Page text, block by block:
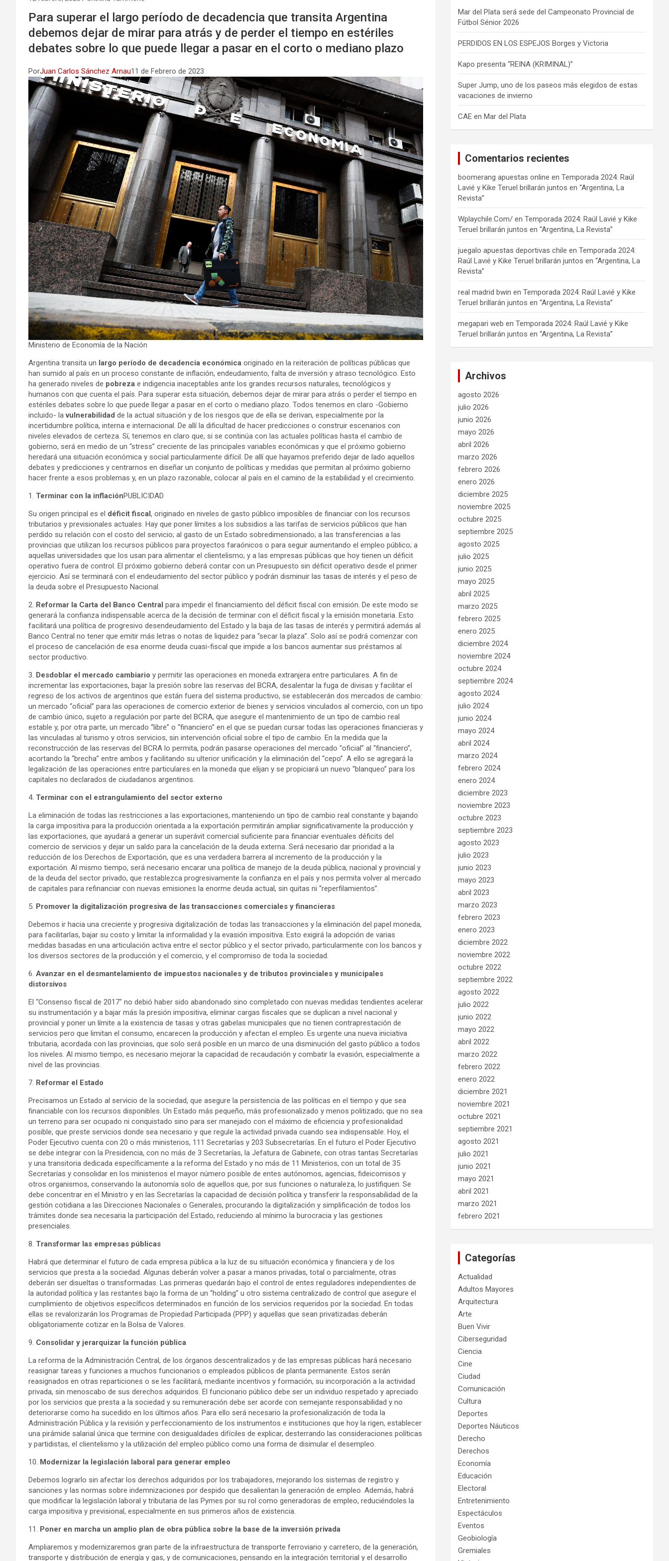
Para superar el largo período de decadencia que transita Argentina
debemos dejar de mirar para atrás y de perder el tiempo en estériles
debates sobre lo que puede llegar a pasar en el corto o mediano plazo
PorJuan Carlos Sánchez Arnau11 de Febrero de 2023
Ministerio de Economía de la Nación
Argentina transita un largo período de decadencia económica originado en la reiteración de políticas públicas que
han sumido al país en un proceso constante de inflación, endeudamiento, falta de inversión y atraso tecnológico. Esto
ha generado niveles de pobreza e indigencia inaceptables ante los grandes recursos naturales, tecnológicos y
humanos con que cuenta el país. Para superar esta situación, debemos dejar de mirar para atrás o perder el tiempo en
estériles debates sobre lo que puede llegar a pasar en el corto o mediano plazo. Todos tenemos en claro -Gobierno
incluido- lavulnerabilidad de la actual situación y de los riesgos que de ella se derivan, especialmente por la
incertidumbre política, interna e internacional. De allí la dificultad de hacer predicciones o construir escenarios con
niveles elevados de certeza. Sí, tenemos en claro que, si se continúa con las actuales políticas hasta el cambio de
gobierno, será en medio de un “stress” creciente de las principales variables económicas y que el próximo gobierno
heredará una situación económica y social particularmente difícil. De allí que hayamos preferido dejar de lado aquellos
debates y predicciones y centrarnos en diseñar un conjunto de políticas y medidas que permitan al próximo gobierno
hacer frente a esos problemas y, en un plazo razonable, colocar al país en el camino de la estabilidad y el crecimiento.
1. Terminar con la inflaciónPUBLICIDAD
Su origen principal es el déficit fiscal, originado en niveles de gasto público imposibles de financiar con los recursos
tributarios y previsionales actuales. Hay que poner límites a los subsidios a las tarifas de servicios públicos que han
perdido su relación con el costo del servicio; al gasto de un Estado sobredimensionado; a las transferencias a las
provincias que utilizan los recursos públicos para proyectos faraónicos o para seguir aumentando el empleo público; a
aquellas universidades que los usan para alimentar el clientelismo; y a las empresas públicas que hoy tienen un déficit
operativo fuera de control. El próximo gobierno deberá contar con un Presupuesto sin déficit operativo desde el primer
ejercicio. Así se terminará con el endeudamiento del sector público y podrán disminuir las tasas de interés y el peso de
la deuda sobre el Presupuesto Nacional.
2. Reformar la Carta del Banco Central para impedir el financiamiento del déficit fiscal con emisión. De este modo se
generará la confianza indispensable acerca de la decisión de terminar con el déficit fiscal y la emisión monetaria. Esto
facilitará una política de progresivo desendeudamiento del Estado y la baja de las tasas de interés y permitirá además al
Banco Central no tener que emitir más letras o notas de liquidez para “secar la plaza”. Solo así se podrá comenzar con
el proceso de cancelación de esa enorme deuda cuasi-fiscal que impide a los bancos aumentar sus préstamos al
sector productivo.
3. Desdoblar el mercado cambiario y permitir las operaciones en moneda extranjera entre particulares. A fin de
incrementar las exportaciones, bajar la presión sobre las reservas del BCRA, desalentar la fuga de divisas y facilitar el
regreso de los activos de argentinos que están fuera del sistema productivo, se establecerán dos mercados de cambio:
un mercado “oficial” para las operaciones de comercio exterior de bienes y servicios vinculados al comercio, con un tipo
de cambio único, sujeto a regulación por parte del BCRA, que asegure el mantenimiento de un tipo de cambio real
estable y, por otra parte, un mercado “libre” o “financiero” en el que se puedan cursar todas las operaciones financieras y
las vinculadas al turismo y otros servicios, sin intervención oficial sobre el tipo de cambio. En la medida que la
reconstrucción de las reservas del BCRA lo permita, podrán pasarse operaciones del mercado “oficial” al “financiero”,
acortando la “brecha” entre ambos y facilitando su ulterior unificación y la eliminación del “cepo”. A ello se agregará la
legalización de las operaciones entre particulares en la moneda que elijan y se propiciará un nuevo “blanqueo” para los
capitales no declarados de ciudadanos argentinos.
4. Terminar con el estrangulamiento del sector externo
La eliminación de todas las restricciones a las exportaciones, manteniendo un tipo de cambio real constante y bajando
la carga impositiva para la producción orientada a la exportación permitirán ampliar significativamente la producción y
las exportaciones, que ayudará a generar un superávit comercial suficiente para financiar eventuales déficits del
comercio de servicios y dejar un saldo para la cancelación de la deuda externa. Será necesario dar prioridad a la
reducción de los Derechos de Exportación, que es una verdadera barrera al incremento de la producción y la
exportación. Al mismo tiempo, será necesario encarar una política de manejo de la deuda pública, nacional y provincial y
de la deuda del sector privado, que restablezca progresivamente la confianza en el país y nos permita volver al mercado
de capitales para refinanciar con nuevas emisiones la enorme deuda actual, sin quitas ni “reperfilamientos”.
5. Promover la digitalización progresiva de las transacciones comerciales y financieras
Debemos ir hacia una creciente y progresiva digitalización de todas las transacciones y la eliminación del papel moneda,
para facilitarlas, bajar su costo y limitar la informalidad y la evasión impositiva. Esto exigirá la adopción de varias
medidas basadas en una articulación activa entre el sector público y el sector privado, particularmente con los bancos y
los diversos sectores de la producción y el comercio, y el compromiso de toda la sociedad.
6. Avanzar en el desmantelamiento de impuestos nacionales y de tributos provinciales y municipales
distorsivos
El “Consenso fiscal de 2017″ no debió haber sido abandonado sino completado con nuevas medidas tendientes acelerar
su instrumentación y a bajar más la presión impositiva, eliminar cargas fiscales que se duplican a nivel nacional y
provincial y poner un límite a la existencia de tasas y otras gabelas municipales que no tienen contraprestación de
servicios pero que limitan el consumo, encarecen la producción y afectan el empleo. Es urgente una nueva iniciativa
tributaria, acordada con las provincias, que solo será posible en un marco de una disminución del gasto público a todos
los niveles. Al mismo tiempo, es necesario mejorar la capacidad de recaudación y combatir la evasión, especialmente a
nivel de las provincias.
7. Reformar el Estado
Precisamos un Estado al servicio de la sociedad, que asegure la persistencia de las políticas en el tiempo y que sea
financiable con los recursos disponibles. Un Estado más pequeño, más profesionalizado y menos politizado; que no sea
un terreno para ser ocupado ni conquistado sino para ser manejado con el máximo de eficiencia y profesionalidad
posible, que preste servicios donde sea necesario y que regule la actividad privada cuando sea indispensable. Hoy, el
Poder Ejecutivo cuenta con 20 o más ministerios, 111 Secretarías y 203 Subsecretarías. En el futuro el Poder Ejecutivo
se debe integrar con la Presidencia, con no más de 3 Secretarías, la Jefatura de Gabinete, con otras tantas Secretarías
y una transitoria dedicada específicamente a la reforma del Estado y no más de 11 Ministerios, con un total de 35
Secretarías y consolidar en los ministerios el mayor número posible de entes autónomos, agencias, fideicomisos y
otros organismos, conservando la autonomía solo de aquellos que, por sus funciones o naturaleza, lo justifiquen. Se
debe concentrar en el Ministro y en las Secretarías la capacidad de decisión política y transferir la responsabilidad de la
gestión cotidiana a las Direcciones Nacionales o Generales, procurando la digitalización y simplificación de todos los
trámites donde sea necesaria la participación del Estado, reduciendo al mínimo la burocracia y las gestiones
presenciales.
8. Transformar las empresas públicas
Habrá que determinar el futuro de cada empresa pública a la luz de su situación económica y financiera y de los
servicios que presta a la sociedad. Algunas deberán volver a pasar a manos privadas, total o parcialmente, otras
deberán ser disueltas o transformadas. Las primeras quedarán bajo el control de entes reguladores independientes de
la autoridad política y las restantes bajo la forma de un “holding” u otro sistema centralizado de control que asegure el
cumplimiento de objetivos específicos determinados en función de los servicios requeridos por la sociedad. En todas
ellas se revalorizarán los Programas de Propiedad Participada (PPP) y aquellas que sean privatizadas deberán
obligatoriamente cotizar en la Bolsa de Valores.
9. Consolidar y jerarquizar la función pública
La reforma de la Administración Central, de los órganos descentralizados y de las empresas públicas hará necesario
reasignar tareas y funciones a muchos funcionarios o empleados públicos de planta permanente. Estos serán
reasignados en otras reparticiones o se les facilitará, mediante incentivos y formación, su incorporación a la actividad
privada, sin menoscabo de sus derechos adquiridos. El funcionario público debe ser un individuo respetado y apreciado
por los servicios que presta a la sociedad y su remuneración debe ser acorde con semejante responsabilidad y no
deteriorarse como ha sucedido en los últimos años. Para ello será necesario la profesionalización de toda la
Administración Pública y la revisión y perfeccionamiento de los instrumentos e instituciones que hoy la rigen, establecer
una pirámide salarial única que termine con desigualdades difíciles de explicar, desterrando las consideraciones políticas
y partidistas, el clientelismo y la utilización del empleo público como una forma de disimular el desempleo.
10. Modernizar la legislación laboral para generar empleo
Debemos lograrlo sin afectar los derechos adquiridos por los trabajadores, mejorando los sistemas de registro y
sanciones y las normas sobre indemnizaciones por despido que desalientan la generación de empleo. Además, habrá
que modificar la legislación laboral y tributaria de las Pymes por su rol como generadoras de empleo, reduciéndoles la
carga impositiva y previsional, especialmente en sus primeros años de existencia.
11. Poner en marcha un amplio plan de obra pública sobre la base de la inversión privada
Ampliaremos y modernizaremos gran parte de la infraestructura de transporte ferroviario y carretero, de la generación,
transporte y distribución de energía y gas, y de comunicaciones, pensando en la integración territorial y el desarrollo
Mar del Plata será sede del Campeonato Provincial de
Fútbol Sénior 2026
PERDIDOS EN LOS ESPEJOS Borges y Victoria
Kapo presenta “REINA (KRIMINAL)”
Super Jump, uno de los paseos más elegidos de estas
vacaciones de invierno
CAE en Mar del Plata
Comentarios recientes
boomerang apuestas online enTemporada 2024: Raúl
Lavié y Kike Teruel brillarán juntos en “Argentina, La
Revista”
Wplaychile.Com/ enTemporada 2024: Raúl Lavié y Kike
Teruel brillarán juntos en “Argentina, La Revista”
juegalo apuestas deportivas chile enTemporada 2024:
Raúl Lavié y Kike Teruel brillarán juntos en “Argentina, La
Revista”
real madrid bwin enTemporada 2024: Raúl Lavié y Kike
Teruel brillarán juntos en “Argentina, La Revista”
megapari web enTemporada 2024: Raúl Lavié y Kike
Teruel brillarán juntos en “Argentina, La Revista”
Archivos
agosto 2026
julio 2026
junio 2026
mayo 2026
abril 2026
marzo 2026
febrero 2026
enero 2026
diciembre 2025
noviembre 2025
octubre 2025
septiembre 2025
agosto 2025
julio 2025
junio 2025
mayo 2025
abril 2025
marzo 2025
febrero 2025
enero 2025
diciembre 2024
noviembre 2024
octubre 2024
septiembre 2024
agosto 2024
julio 2024
junio 2024
mayo 2024
abril 2024
marzo 2024
febrero 2024
enero 2024
diciembre 2023
noviembre 2023
octubre 2023
septiembre 2023
agosto 2023
julio 2023
junio 2023
mayo 2023
abril 2023
marzo 2023
febrero 2023
enero 2023
diciembre 2022
noviembre 2022
octubre 2022
septiembre 2022
agosto 2022
julio 2022
junio 2022
mayo 2022
abril 2022
marzo 2022
febrero 2022
enero 2022
diciembre 2021
noviembre 2021
octubre 2021
septiembre 2021
agosto 2021
julio 2021
junio 2021
mayo 2021
abril 2021
marzo 2021
febrero 2021
Categorías
Actualidad
Adultos Mayores
Arquitectura
Arte
Buen Vivir
Ciberseguridad
Ciencia
Cine
Ciudad
Comunicación
Cultura
Deportes
Deportes Náuticos
Derecho
Derechos
Economía
Educación
Electoral
Entretenimiento
Espectáculos
Eventos
Geobiología
Gremiales